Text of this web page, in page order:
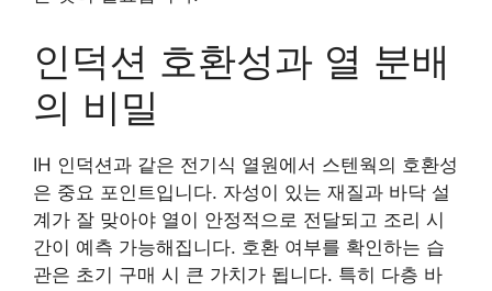
인덕션 호환성과 열 분배
의 비밀
IH 인덕션과 같은 전기식 열원에서 스텐웍의 호환성
은 중요 포인트입니다. 자성이 있는 재질과 바닥 설
계가 잘 맞아야 열이 안정적으로 전달되고 조리 시
간이 예측 가능해집니다. 호환 여부를 확인하는 습
관은 초기 구매 시 큰 가치가 됩니다. 특히 다층 바